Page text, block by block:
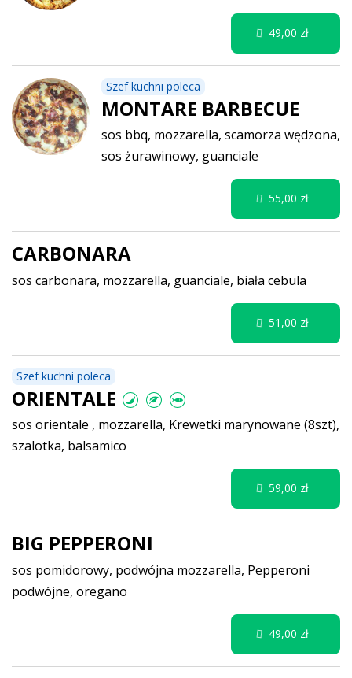
Szef kuchni poleca
MONTARE BARBECUE
sos bbq, mozzarella, scamorza wędzona,
sos żurawinowy, guanciale
CARBONARA
sos carbonara, mozzarella, guanciale, biała cebula
Szef kuchni poleca
ORIENTALE
sos orientale , mozzarella, Krewetki marynowane (8szt),
szalotka, balsamico
BIG PEPPERONI
sos pomidorowy, podwójna mozzarella, Pepperoni
podwójne, oregano